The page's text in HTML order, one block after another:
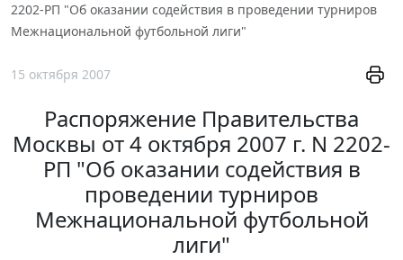
2202-РП "Об оказании содействия в проведении турниров
Межнациональной футбольной лиги"
15 октября 2007
Распоряжение Правительства
Москвы от 4 октября 2007 г. N 2202-
РП "Об оказании содействия в
проведении турниров
Межнациональной футбольной
лиги"